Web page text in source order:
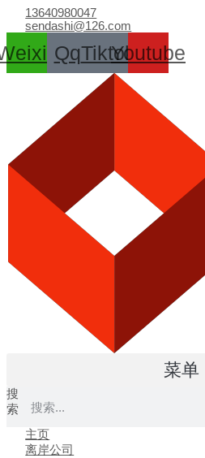
容
13640980047
sendashi@126.com
QqTiktokYoutube
菜单
搜
索
主页
离岸公司